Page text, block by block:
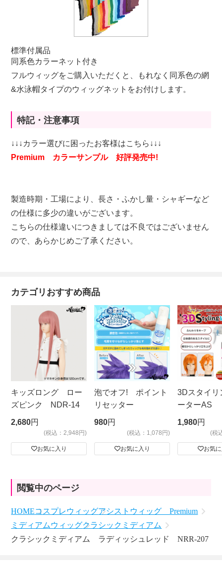
標準付属品
同系色カラーネット付き
フルウィッグをご購入いただくと、もれなく同系色の網
&水泳帽タイプのウィッグネットをお付けします。
特記・注意事項
↓↓↓カラー選びに困ったお客様はこちら↓↓↓
Premium カラーサンプル 好評発売中!
製造時期・工場により、長さ・ふかし量・シャギーなど
の仕様に多少の違いがございます。
こちらの仕様違いにつきましては不良ではございません
ので、あらかじめご了承ください。
カテゴリおすすめ商品
キッズロング ロー
ズピンク NDR-14
2,680円
(税込：2,948円)
お気に入り
泡でオフ! ポイント
リセッター
980円
(税込：1,078円)
お気に入り
3Dスタイリ
ーターAS
ビッグサイ
1,980円
(税
お気
閲覧中のページ
HOMEコスプレウィッグアシストウィッグ Premium
ミディアムウィッグクラシックミディアム
クラシックミディアム ラディッシュレッド NRR-207